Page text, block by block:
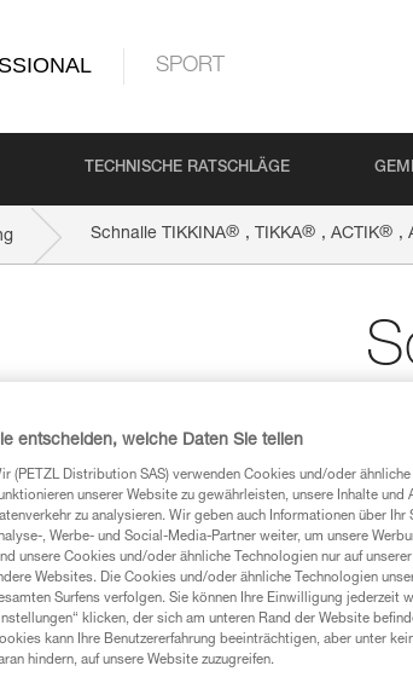
SPORT
TECHNISCHE RATSCHLÄGE
Schnalle TIKKINA® , TIKKA® , ACTIK® ,
und
entscheiden, welche Daten Sie teilen
(PETZL Distribution SAS) verwenden Cookies und/oder
unserer Website zu gewährleisten, unsere Inhalte
zu analysieren. Wir geben auch Informationen über Ihr
, Werbe- und Social-Media-Partner weiter, um unsere
unsere Cookies und/oder ähnliche Technologien nur auf
Websites. Die Cookies und/oder ähnliche Technologien
Surfens verfolgen. Sie können Ihre Einwilligung jederzeit
klicken, der sich am unteren Rand der Website
kann Ihre Benutzererfahrung beeinträchtigen, aber unter
hindern, auf unsere Website zuzugreifen.